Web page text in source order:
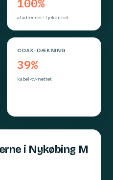
100%
af adresser · Tjekditnet
COAX-DÆKNING
39%
kabel-tv-nettet
i Nykøbing M